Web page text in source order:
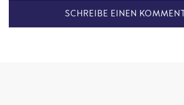
SCHREIBE EINEN